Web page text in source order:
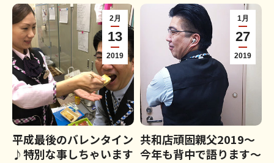
2月
13
2019
平成最後のバレンタイン
♪特別な事しちゃいます
1月
27
2019
共和店頑固親父2019～
今年も背中で語ります～